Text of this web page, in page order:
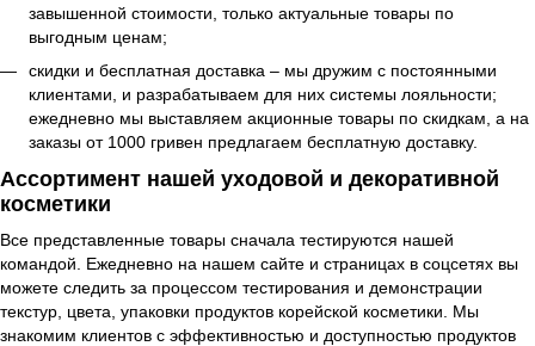
завышенной стоимости, только актуальные товары по
выгодным ценам;
скидки и бесплатная доставка – мы дружим с постоянными
клиентами, и разрабатываем для них системы лояльности;
ежедневно мы выставляем акционные товары по скидкам, а на
заказы от 1000 гривен предлагаем бесплатную доставку.
Ассортимент нашей уходовой и декоративной
косметики
Все представленные товары сначала тестируются нашей
командой. Ежедневно на нашем сайте и страницах в соцсетях вы
можете следить за процессом тестирования и демонстрации
текстур, цвета, упаковки продуктов корейской косметики. Мы
знакомим клиентов с эффективностью и доступностью продуктов